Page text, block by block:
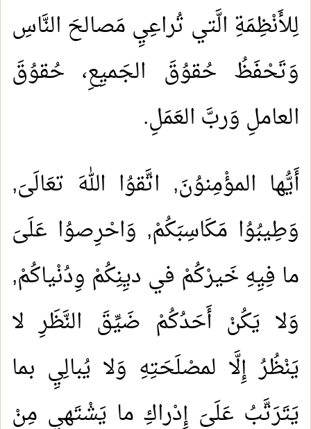
لِلأَنْظِمَةِ الَّتي تُراعِيِ مَصالحَ النَّاسِ
وَتَحْفَظُ حُقوُقَ الجَميِعِ، حُقوُقَ
العاملِ وَربَّ العَمَلِ.
أَيُّها المؤْمِنوُنَ, اتَّقوُا اللهَ تعَالَىَ,
وَطِيبُوُا مَكَاسِبَكُمْ, وَاحْرِصوُا عَلَىَ
ما فِيِهِ خَيرْكُمْ في ديِنِكُمْ وِدُنْياكُمْ,
وَلا يَكُنْ أَحَدُكُمْ ضَيِّقَ النَّظَرِ لا
يَنْظُرُ إِلَّا لمصْلَحَتِهِ وَلا يُبالِيِ بما
يَتَرَتَّبُ عَلَىَ إِدْراكِ ما يَشْتَهيِ مِنْ